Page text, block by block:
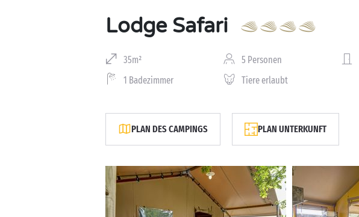
Lodge Safari
35m² 5 Personen
1 Badezimmer
Tiere erlaubt
PLAN DES CAMPINGS PLAN UNTERKUNFT